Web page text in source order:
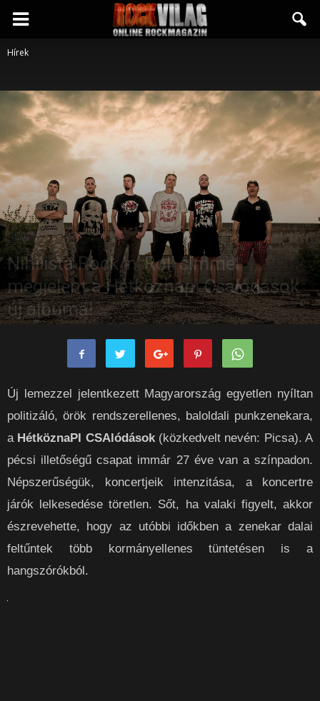
Rockvilág.hu
rockmagazin
Hírek
Hírek
Nihilista Rock ‘n’ Roll címmel
megjelent a Hétköznapi Csalódások
új albuma!
Új lemezzel jelentkezett Magyarország egyetlen nyíltan
politizáló, örök rendszerellenes, baloldali punkzenekara,
a HétköznaPI CSAlódások(közkedvelt nevén: Picsa). A
pécsi illetőségű csapat immár 27 éve van a színpadon.
Népszerűségük, koncertjeik intenzitása, a koncertre
járók lelkesedése töretlen. Sőt, ha valaki figyelt, akkor
észrevehette, hogy az utóbbi időkben a zenekar dalai
feltűntek több kormányellenes tüntetésen is a
hangszórókból.